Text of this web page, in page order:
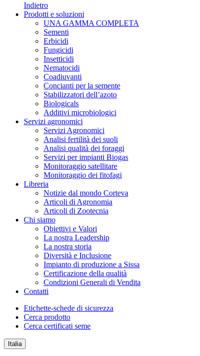
Indietro
Prodotti e soluzioni
UNA GAMMA COMPLETA
Sementi
Erbicidi
Fungicidi
Insetticidi
Nematocidi
Coadiuvanti
Concianti per la semente
Stabilizzatori dell’azoto
Biologicals
Additivi microbiologici
Servizi agronomici
Servizi Agronomici
Analisi fertilità dei suoli
Analisi qualità dei foraggi
Servizi per impianti Biogas
Monitoraggio satellitare
Monitoraggio dei fitofagi
Libreria
Notizie dal mondo Corteva
Articoli di Agronomia
Articoli di Zootecnia
Chi siamo
Obiettivi e Valori
La nostra Leadership
La nostra storia
Diversità e Inclusione
Impianto di produzione a Sissa
Certificazione della qualità
Condizioni Generali di Vendita
Contatti
Etichette-schede di sicurezza
Cerca prodotto
Cerca certificati seme
Italia